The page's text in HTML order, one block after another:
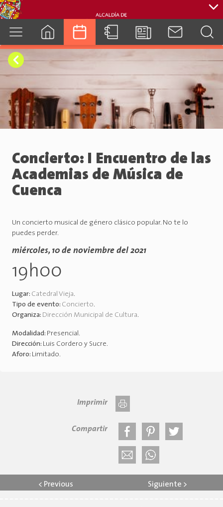
cuenca.gob.ec
Concierto: I Encuentro de las
Academias de Música de
Cuenca
Un concierto musical de género clásico popular. No te lo
puedes perder.
miércoles, 10 de noviembre del 2021
19h00
Lugar: Catedral Vieja.
Tipo de evento: Concierto.
Organiza: Dirección Municipal de Cultura.
Modalidad: Presencial.
Dirección: Luis Cordero y Sucre.
Aforo: Limitado.
Imprimir
Compartir
< Previous Siguiente >